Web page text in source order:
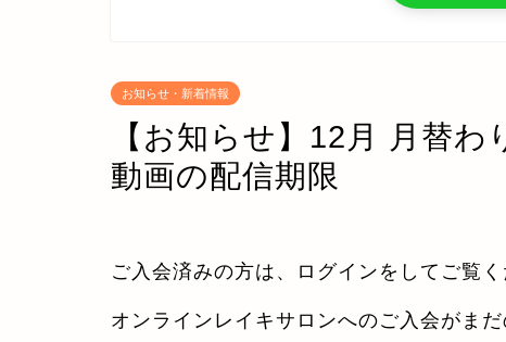
お知らせ・新着情報
【お知らせ】12月 月替わ
動画の配信期限
ご入会済みの方は、ログインをしてご覧く
オンラインレイキサロンへのご入会がま